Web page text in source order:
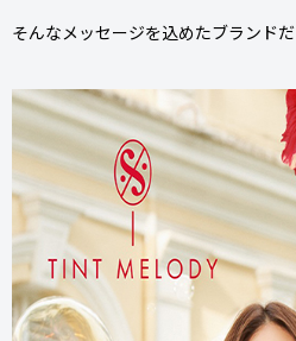
そんなメッセージを込めたブランドだ